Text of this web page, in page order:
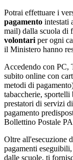
Potrai effettuare i
pagamento intestati
mail) dalla scuola di
volontari per ogni
il Ministero hanno
Accedendo con PC,
subito online con
metodi di
tabaccherie,
prestatori di servizi
pagamento
Bollettino Postale
Oltre all'esecuzione
pagamenti
dalle scuole, ti